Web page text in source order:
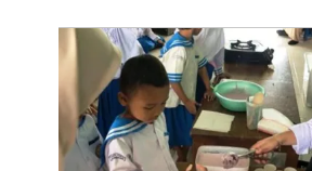
Sekolah Kita
Vokasi
Kampus
Idea